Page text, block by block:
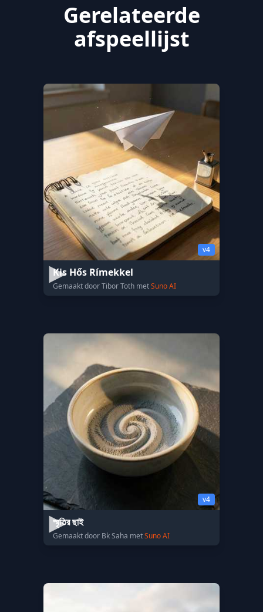
Gerelateerde
afspeellijst
v4
Kis Hős Rímekkel
Gemaakt door Tibor Toth metSuno AI
v4
স্মৃতির ছাই
Gemaakt door Bk Saha metSuno AI